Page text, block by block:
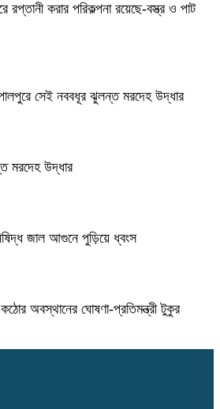
রপ্তানী করার পরিকল্পনা রয়েছে-বস্ত্র ও পাট
সেই নববধূর ঝুলন্ত মরদেহ উদ্ধার
মরদেহ উদ্ধার
জাল আগুনে পুড়িয়ে ধ্বংস
অবস্থানের ঘোষণা-প্রতিমন্ত্রী টুকুর